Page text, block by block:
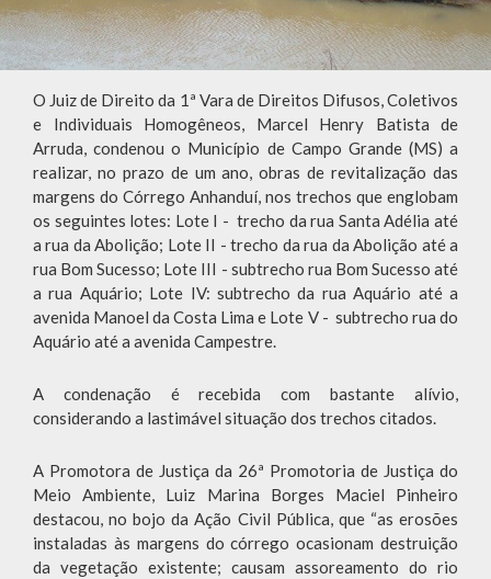
O Juiz de Direito da 1ª Vara de Direitos Difusos, Coletivos
e Individuais Homogêneos, Marcel Henry Batista de
Arruda, condenou o Município de Campo Grande (MS) a
realizar, no prazo de um ano, obras de revitalização das
margens do Córrego Anhanduí, nos trechos que englobam
os seguintes lotes: Lote I - trecho da rua Santa Adélia até
a rua da Abolição; Lote II - trecho da rua da Abolição até a
rua Bom Sucesso; Lote III - subtrecho rua Bom Sucesso até
a rua Aquário; Lote IV: subtrecho da rua Aquário até a
avenida Manoel da Costa Lima e Lote V - subtrecho rua do
Aquário até a avenida Campestre.
A condenação é recebida com bastante alívio,
considerando a lastimável situação dos trechos citados.
A Promotora de Justiça da 26ª Promotoria de Justiça do
Meio Ambiente, Luiz Marina Borges Maciel Pinheiro
destacou, no bojo da Ação Civil Pública, que “as erosões
instaladas às margens do córrego ocasionam destruição
da vegetação existente; causam assoreamento do rio